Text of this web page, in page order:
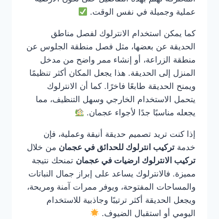
عملية وجميلة في نفس الوقت.
كما يمكن استخدام الانترلوك لفصل مناطق
الحديقة عن بعضها، مثل فصل منطقة الجلوس عن
منطقة الزراعة، أو إنشاء ممر واضح من مدخل
المنزل إلى الحديقة. هذا يجعل المكان أكثر تنظيمًا
ويمنح الحديقة طابعًا فاخرًا. كما أن الانترلوك
يتحمل الاستخدام الخارجي وسهل التنظيف، مما
يجعله مناسبًا جدًا لأجواء عجمان.
إذا كنت تريد تصميم حديقة أنيقة وعملية، فإن
خدمة تركيب انترلوك للحدائق في عجمان من خلال
تركيب الانترلوك ارضيات في عجمان تمنحك نتيجة
مميزة. فالانترلوك يساعد على إبراز جمال النباتات
والمساحات المفتوحة، ويوفر ممرات آمنة ومريحة،
ويجعل الحديقة أكثر ترتيبًا وجاذبية للاستخدام
اليومي أو استقبال الضيوف.